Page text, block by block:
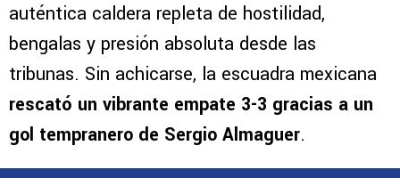
auténtica caldera repleta de hostilidad,
bengalas y presión absoluta desde las
tribunas. Sin achicarse, la escuadra mexicana
rescató un vibrante empate 3-3 gracias a un
gol tempranero de Sergio Almaguer.